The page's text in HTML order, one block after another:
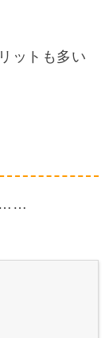
ットも多い
……